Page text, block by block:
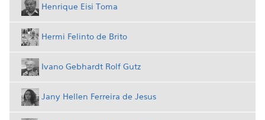
Henrique Eisi Toma
Hermi Felinto de Brito
Ivano Gebhardt Rolf Gutz
Jany Hellen Ferreira de Jesus